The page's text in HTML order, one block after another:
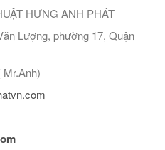
HƯNG ANH PHÁT
Lượng, phường 17, Quận
Mr.Anh)